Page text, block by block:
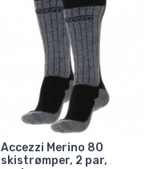
Accezzi Merino 80
skistrømper, 2 par,